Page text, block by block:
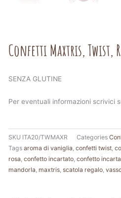
Confetti Maxtris, Twist,
SENZA GLUTINE
Per eventuali informazioni scrivici
SKU ITA20/TWMAXR Categories
Tags aroma di vaniglia confetti twist
rosa confetto incartato confetto
mandorla maxtris scatola regalo